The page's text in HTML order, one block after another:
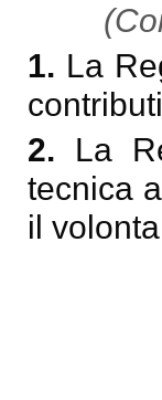
1. La
2. La
tecnica
il